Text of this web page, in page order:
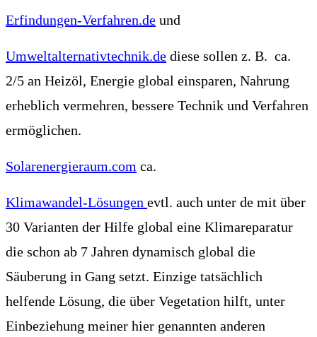
Erfindungen-Verfahren.de und
Umweltalternativtechnik.de diese sollen z. B. ca.
2/5 an Heizöl, Energie global einsparen, Nahrung
erheblich vermehren, bessere Technik und Verfahren
ermöglichen.
Solarenergieraum.com ca.
Klimawandel-Lösungen evtl. auch unter de mit über
30 Varianten der Hilfe global eine Klimareparatur
die schon ab 7 Jahren dynamisch global die
Säuberung in Gang setzt. Einzige tatsächlich
helfende Lösung, die über Vegetation hilft, unter
Einbeziehung meiner hier genannten anderen